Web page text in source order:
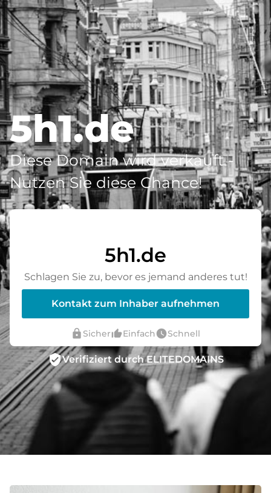
5h1.de
Diese Domain wird verkauft -
Nutzen Sie diese Chance!
5h1.de
Schlagen Sie zu, bevor es jemand anderes tut!
Kontakt zum Inhaber aufnehmen
lock Sicherthumb_up_altEinfachwatch_laterSchnell
verified_userVerifiziert durch ELITEDOMAINS